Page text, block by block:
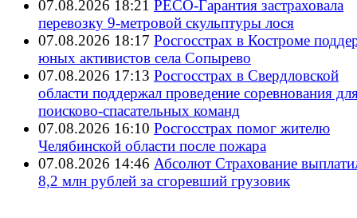
07.08.2026 18:21 РЕСО-Гарантия застраховала
перевозку 9-метровой скульптуры лося
07.08.2026 18:17 Росгосстрах в Костроме
юных активистов села Сопырево
07.08.2026 17:13 Росгосстрах в Свердловской
области поддержал проведение соревнования
поисково‑спасательных команд
07.08.2026 16:10 Росгосстрах помог жителю
Челябинской области после пожара
07.08.2026 14:46 Абсолют Страхование
8,2 млн рублей за сгоревший грузовик